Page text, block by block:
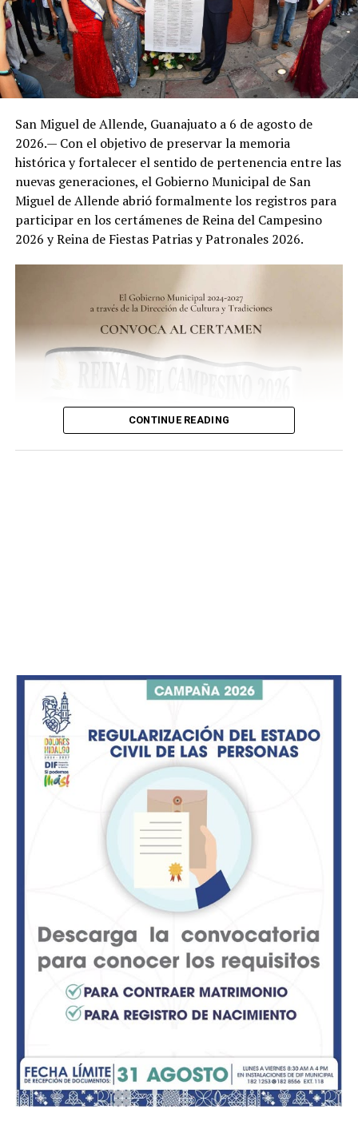
San Miguel de Allende, Guanajuato a 6 de agosto de
2026.— Con el objetivo de preservar la memoria
histórica y fortalecer el sentido de pertenencia entre las
nuevas generaciones, el Gobierno Municipal de San
Miguel de Allende abrió formalmente los registros para
participar en los certámenes de Reina del Campesino
2026 y Reina de Fiestas Patrias y Patronales 2026.
A través de la Dirección de Cultura y Tradiciones, se
convoca a jóvenes sanmiguelenses de entre 16 y 24 años
a representar a sus ejidos, comunidades y cabecera
municipal durante los desfiles, actos cívicos y
celebraciones culturales del año.
«Mauricio Trejo está muy interesado en que se
conserven y promuevan todas las tradiciones. La Reina
del Campesino y las Reinas de Fiestas Patrias son esa
imagen viva de San Miguel que encabeza los eventos
especiales, las desfiles, la noche del Grito y la agenda
cultural del municipio» destacó Acacio Martínez
Rodríguez, titular de la dependencia.
Reina del Campesino 2026
Elegibilidad: Una representante originaria por cada ejido
o comunidad del municipio.
Escolaridad y Edad: Cursar actualmente preparatoria o
universidad; contar con 16 a 24 años de edad.
Coronación: 30 de agosto a las 19:00 horas en el Teatro
Ángela Peralta.
CONTINUE READING